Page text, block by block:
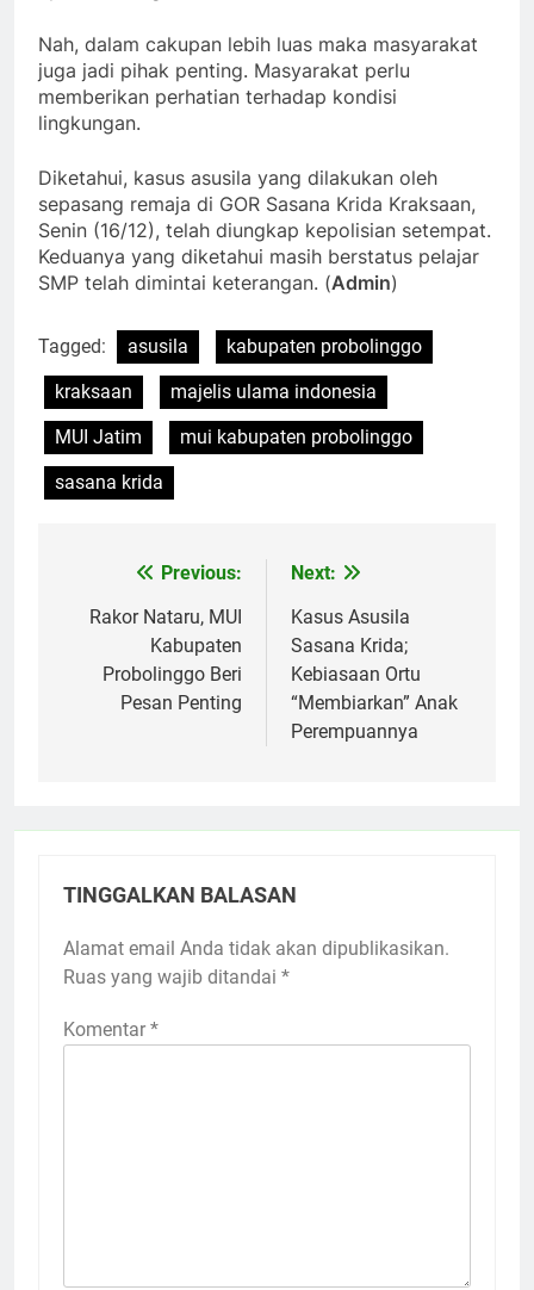
Nah, dalam cakupan lebih luas maka masyarakat
juga jadi pihak penting. Masyarakat perlu
memberikan perhatian terhadap kondisi
lingkungan.
Diketahui, kasus asusila yang dilakukan oleh
sepasang remaja di GOR Sasana Krida Kraksaan,
Senin (16/12), telah diungkap kepolisian setempat.
Keduanya yang diketahui masih berstatus pelajar
SMP telah dimintai keterangan. (Admin)
Tagged: asusila
kabupaten probolinggo
kraksaan
majelis ulama indonesia
MUI Jatim
mui kabupaten probolinggo
sasana krida
Navigasi
pos
Previous:
Rakor Nataru, MUI
Kabupaten
Probolinggo Beri
Pesan Penting
Next:
Kasus Asusila
Sasana Krida;
Kebiasaan Ortu
“Membiarkan” Anak
Perempuannya
TINGGALKAN BALASAN
Alamat email Anda tidak akan dipublikasikan.
Ruas yang wajib ditandai *
Komentar *